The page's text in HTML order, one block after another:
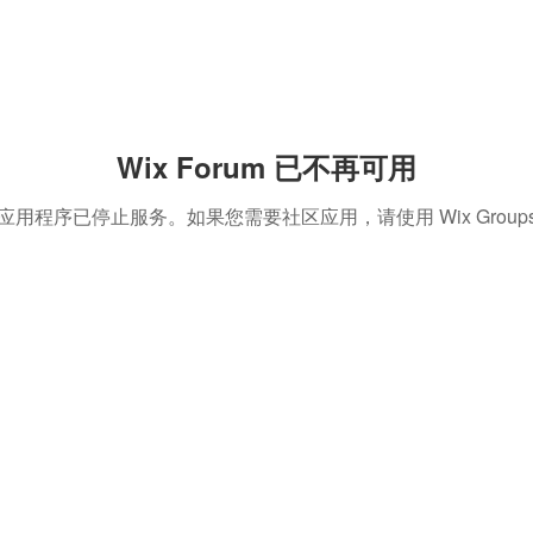
Wix Forum 已不再可用
用程序已停止服务。如果您需要社区应用，请使用 Wix